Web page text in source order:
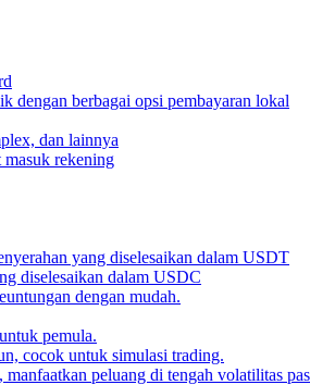
dengan berbagai opsi pembayaran lokal
dan lainnya
masuk rekening
yang diselesaikan dalam USDT
diselesaikan dalam USDC
dengan mudah.
pemula.
cocok untuk simulasi trading.
peluang di tengah volatilitas